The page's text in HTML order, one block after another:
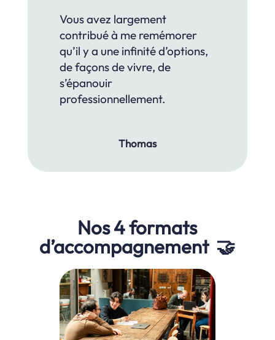
Vous avez largement
contribué à me remémorer
qu’il y a une infinité d’options,
de façons de vivre, de
s’épanouir
professionnellement.
Thomas
Nos 4 formats
d’accompagnement 🤝